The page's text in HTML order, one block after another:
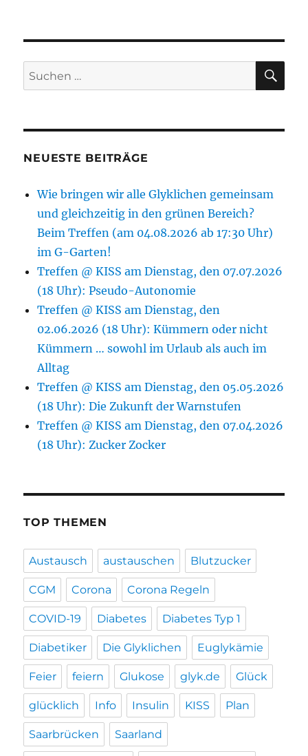
Suchen
nach:
NEUESTE BEITRÄGE
Wie bringen wir alle Glyklichen gemeinsam
und gleichzeitig in den grünen Bereich?
Beim Treffen (am 04.08.2026 ab 17:30 Uhr)
im G-Garten!
Treffen @ KISS am Dienstag, den 07.07.2026
(18 Uhr): Pseudo-Autonomie
Treffen @ KISS am Dienstag, den
02.06.2026 (18 Uhr): Kümmern oder nicht
Kümmern … sowohl im Urlaub als auch im
Alltag
Treffen @ KISS am Dienstag, den 05.05.2026
(18 Uhr): Die Zukunft der Warnstufen
Treffen @ KISS am Dienstag, den 07.04.2026
(18 Uhr): Zucker Zocker
TOP THEMEN
Austausch austauschen Blutzucker
CGM Corona Corona Regeln
COVID-19 Diabetes Diabetes Typ 1
Diabetiker Die Glyklichen Euglykämie
Feier feiern Glukose glyk.de Glück
glücklich Info Insulin KISS Plan
Saarbrücken Saarland